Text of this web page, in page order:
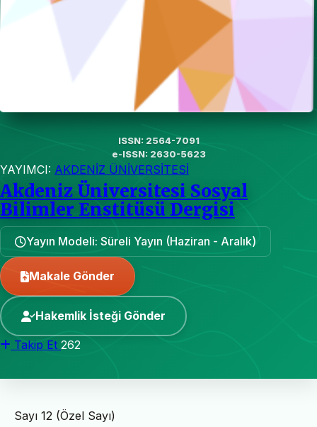
ISSN: 2564-7091
e-ISSN: 2630-5623
YAYIMCI: AKDENİZ ÜNİVERSİTESİ
Akdeniz Üniversitesi Sosyal
Bilimler Enstitüsü Dergisi
Yayın Modeli: Süreli Yayın (Haziran - Aralık)
Makale Gönder
Hakemlik İsteği Gönder
Takip Et 262
Sayı 12 (Özel Sayı)